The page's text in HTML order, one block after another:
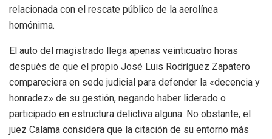
relacionada con el rescate público de la aerolínea
homónima.
El auto del magistrado llega apenas veinticuatro horas
después de que el propio José Luis Rodríguez Zapatero
compareciera en sede judicial para defender la «decencia y
honradez» de su gestión, negando haber liderado o
participado en estructura delictiva alguna. No obstante, el
juez Calama considera que la citación de su entorno más